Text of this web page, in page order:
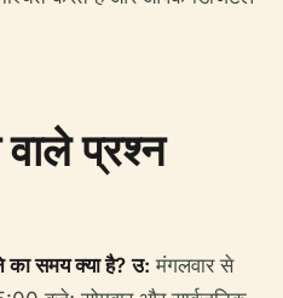
प्रश्न
समय क्या है? उ: मंगलवार से